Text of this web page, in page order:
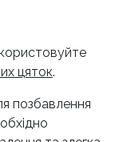
цяток.
позбавлення